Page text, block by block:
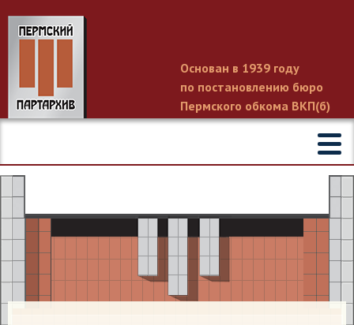
Основан в 1939 году
по постановлению бюро
Пермского обкома ВКП(б)